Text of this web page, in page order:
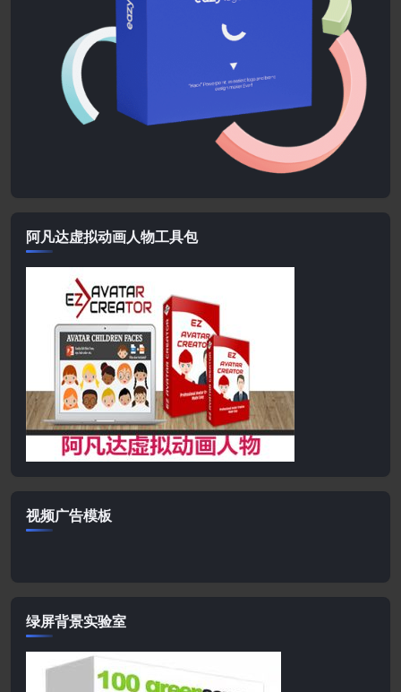
阿凡达虚拟动画人物工具包
视频广告模板
绿屏背景实验室